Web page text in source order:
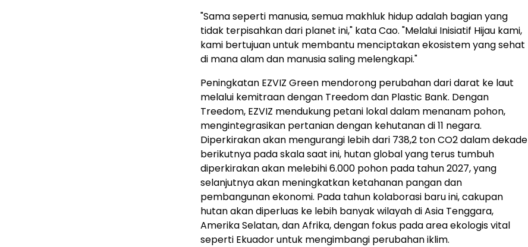
"Sama seperti manusia, semua makhluk hidup adalah bagian yang
tidak terpisahkan dari planet ini," kata Cao. "Melalui Inisiatif Hijau kami,
kami bertujuan untuk membantu menciptakan ekosistem yang sehat
di mana alam dan manusia saling melengkapi."
Peningkatan EZVIZ Green mendorong perubahan dari darat ke laut
melalui kemitraan dengan Treedom dan Plastic Bank. Dengan
Treedom, EZVIZ mendukung petani lokal dalam menanam pohon,
mengintegrasikan pertanian dengan kehutanan di 11 negara.
Diperkirakan akan mengurangi lebih dari 738,2 ton CO2dalam dekade
berikutnya pada skala saat ini, hutan global yang terus tumbuh
diperkirakan akan melebihi 6.000 pohon pada tahun 2027, yang
selanjutnya akan meningkatkan ketahanan pangan dan
pembangunan ekonomi. Pada tahun kolaborasi baru ini, cakupan
hutan akan diperluas ke lebih banyak wilayah di Asia Tenggara,
Amerika Selatan, dan Afrika, dengan fokus pada area ekologis vital
seperti Ekuador untuk mengimbangi perubahan iklim.